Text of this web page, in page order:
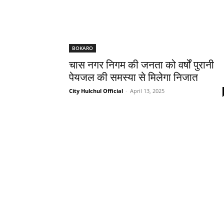
BOKARO
चास नगर निगम की जनता को वर्षों पुरानी
पेयजल की समस्या से मिलेगा निजात
City Hulchul Official - April 13, 2025